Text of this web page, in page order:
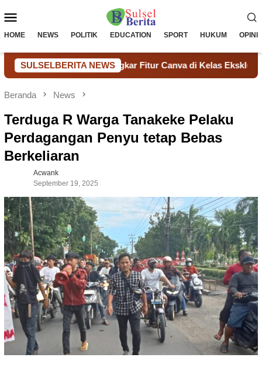
ke
Mobile
HOME NEWS POLITIK EDUCATION SPORT HUKUM OPINI
SULSELBERITA NEWS
Nur Rasul Bongkar Fitur Canva di Kelas Eksklusif SMAN 6
Beranda News
Terduga R Warga Tanakeke Pelaku
Perdagangan Penyu tetap Bebas
Berkeliaran
Acwank
September 19, 2025